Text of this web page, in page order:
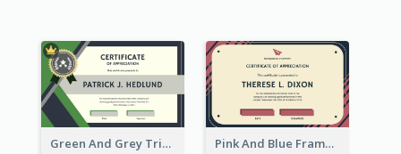
Green And Grey Triangles With Badge Certificate Pink And Blue Frame Company Certificate